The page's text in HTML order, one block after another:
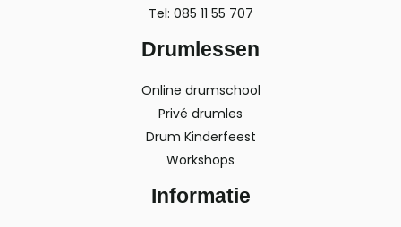
Tel: 085 11 55 707
Drumlessen
Online drumschool
Privé drumles
Drum Kinderfeest
Workshops
Informatie